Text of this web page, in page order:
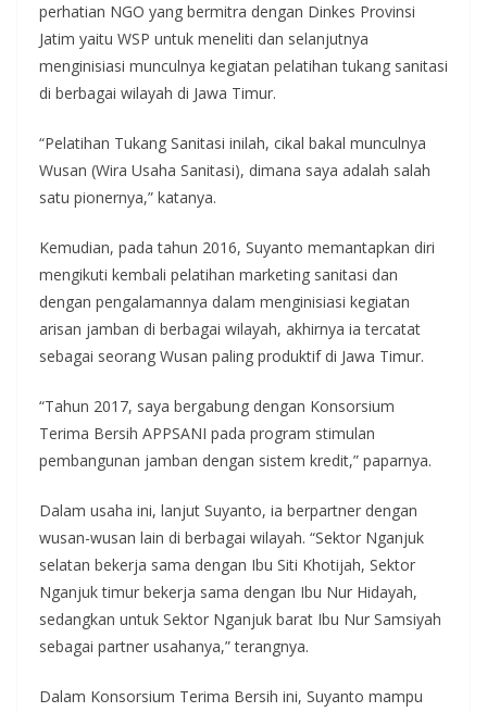
perhatian NGO yang bermitra dengan Dinkes Provinsi
Jatim yaitu WSP untuk meneliti dan selanjutnya
menginisiasi munculnya kegiatan pelatihan tukang sanitasi
di berbagai wilayah di Jawa Timur.
“Pelatihan Tukang Sanitasi inilah, cikal bakal munculnya
Wusan (Wira Usaha Sanitasi), dimana saya adalah salah
satu pionernya,” katanya.
Kemudian, pada tahun 2016, Suyanto memantapkan diri
mengikuti kembali pelatihan marketing sanitasi dan
dengan pengalamannya dalam menginisiasi kegiatan
arisan jamban di berbagai wilayah, akhirnya ia tercatat
sebagai seorang Wusan paling produktif di Jawa Timur.
“Tahun 2017, saya bergabung dengan Konsorsium
Terima Bersih APPSANI pada program stimulan
pembangunan jamban dengan sistem kredit,” paparnya.
Dalam usaha ini, lanjut Suyanto, ia berpartner dengan
wusan-wusan lain di berbagai wilayah. “Sektor Nganjuk
selatan bekerja sama dengan Ibu Siti Khotijah, Sektor
Nganjuk timur bekerja sama dengan Ibu Nur Hidayah,
sedangkan untuk Sektor Nganjuk barat Ibu Nur Samsiyah
sebagai partner usahanya,” terangnya.
Dalam Konsorsium Terima Bersih ini, Suyanto mampu